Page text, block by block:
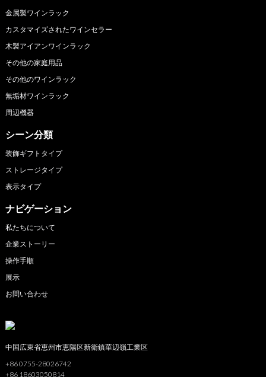
金属製ワインラック
カスタマイズされたワインセラー
木製アイアンワインラック
その他の家庭用品
その他のワインラック
無垢材ワインラック
周辺機器
シーン分類
装飾ギフトタイプ
ストレージタイプ
表示タイプ
ナビゲーション
私たちについて
企業ストーリー
操作手順
展示
お問い合わせ
中国広東省恵州市恵陽区新衛鎮華辺嶺工業区
+86 0755-28026742
+86 18603050814